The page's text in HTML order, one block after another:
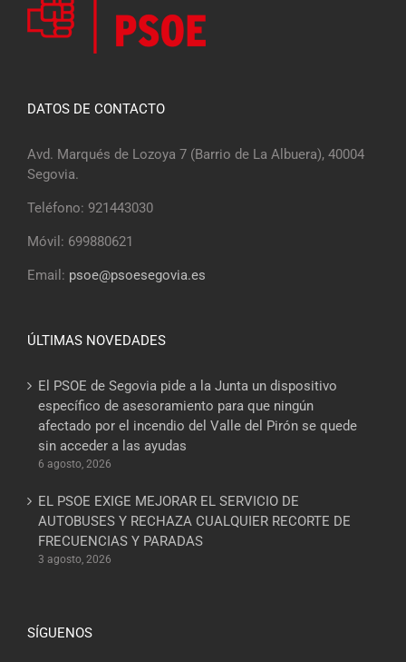
DATOS DE CONTACTO
Avd. Marqués de Lozoya 7 (Barrio de La Albuera), 40004
Segovia.
Teléfono: 921443030
Móvil: 699880621
Email: psoe@psoesegovia.es
ÚLTIMAS NOVEDADES
El PSOE de Segovia pide a la Junta un dispositivo
específico de asesoramiento para que ningún
afectado por el incendio del Valle del Pirón se quede
sin acceder a las ayudas
6 agosto, 2026
EL PSOE EXIGE MEJORAR EL SERVICIO DE
AUTOBUSES Y RECHAZA CUALQUIER RECORTE DE
FRECUENCIAS Y PARADAS
3 agosto, 2026
SÍGUENOS